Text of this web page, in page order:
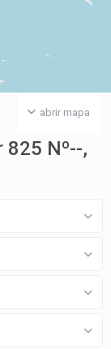
abrir mapa
Nº--,